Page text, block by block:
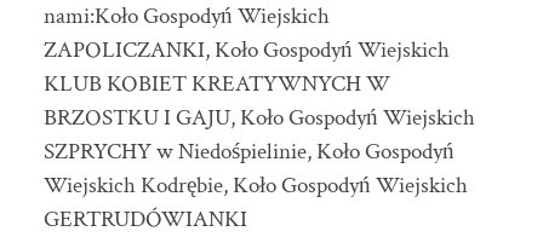
nami:Koło Gospodyń Wiejskich
ZAPOLICZANKI, Koło Gospodyń Wiejskich
KLUB KOBIET KREATYWNYCH W
BRZOSTKU I GAJU, Koło Gospodyń Wiejskich
SZPRYCHY w Niedośpielinie, Koło Gospodyń
Wiejskich Kodrębie, Koło Gospodyń Wiejskich
GERTRUDÓWIANKI